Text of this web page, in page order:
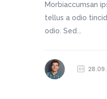
Morbiaccumsan
tellus a odio
odio. Sed...